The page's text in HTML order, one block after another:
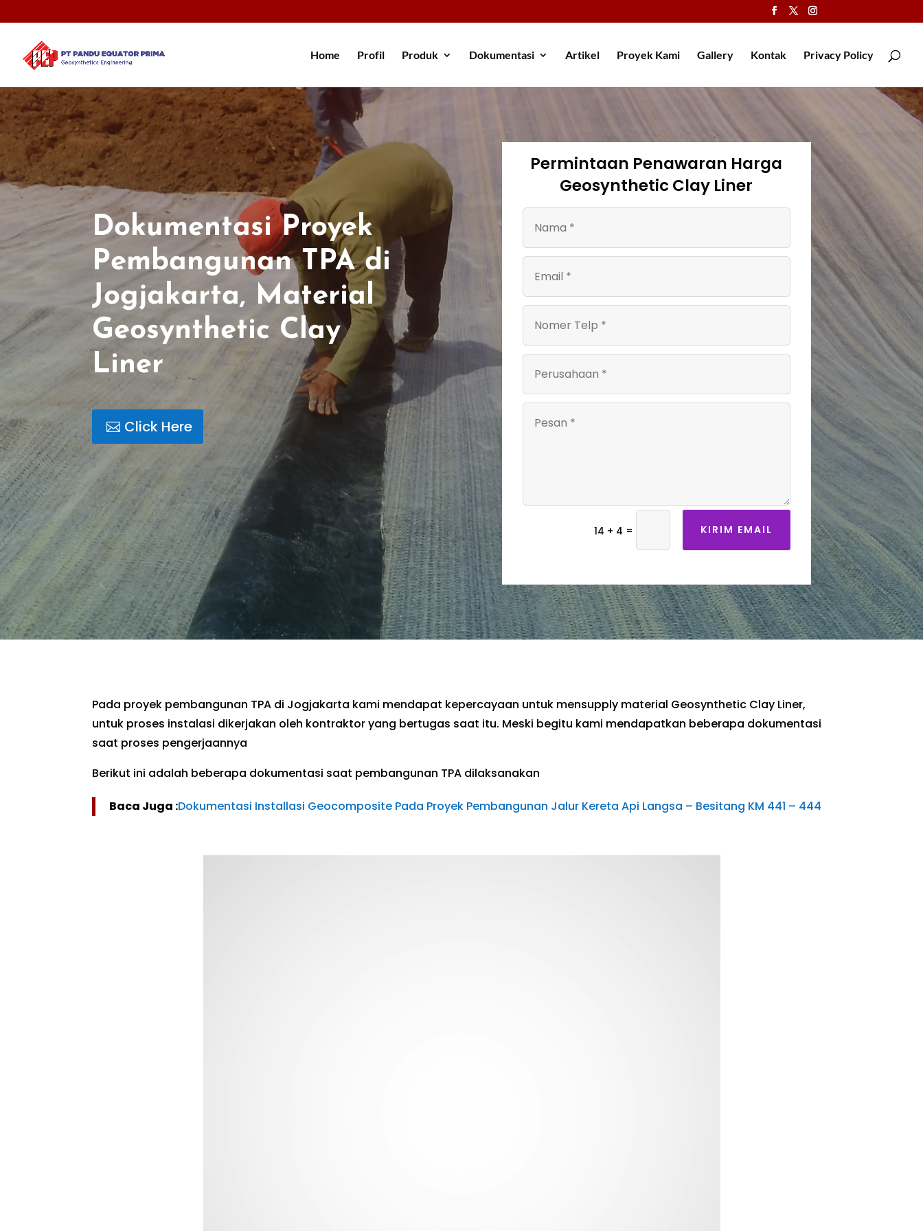
Home Profil Produk Dokumentasi Artikel Proyek Kami Gallery Kontak Privacy Policy
Dokumentasi Proyek
Pembangunan TPA di
Jogjakarta, Material
Geosynthetic Clay
Liner
Click Here
Permintaan Penawaran Harga
Geosynthetic Clay Liner
14 + 4 = KIRIM EMAIL
Pada proyek pembangunan TPA di Jogjakarta kami mendapat kepercayaan untuk mensupply material Geosynthetic Clay Liner,
untuk proses instalasi dikerjakan oleh kontraktor yang bertugas saat itu. Meski begitu kami mendapatkan beberapa dokumentasi
saat proses pengerjaannya
Berikut ini adalah beberapa dokumentasi saat pembangunan TPA dilaksanakan
Baca Juga :Dokumentasi Installasi Geocomposite Pada Proyek Pembangunan Jalur Kereta Api Langsa – Besitang KM 441 – 444